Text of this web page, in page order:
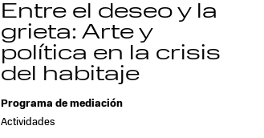
Entre el deseo y la
grieta: Arte y
política en la crisis
del habitaje
Programa de mediación
Actividades